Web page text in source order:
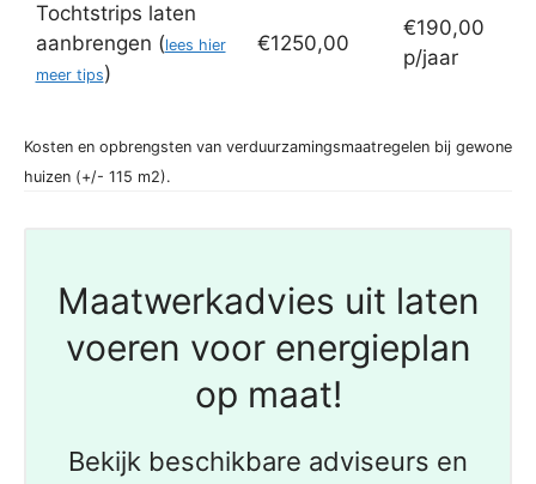
Tochtstrips laten
aanbrengen (lees hier
meer tips)
€1250,00
€190,00
p/jaar
Kosten en opbrengsten van verduurzamingsmaatregelen bij gewone
huizen (+/- 115 m2).
Maatwerkadvies uit laten
voeren voor energieplan
op maat!
Bekijk beschikbare adviseurs en